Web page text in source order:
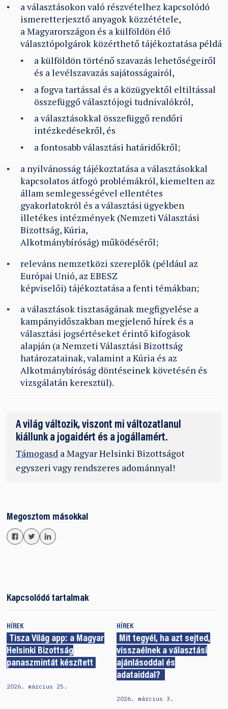
a választásokon való részvételhez kapcsolódó
ismeretterjesztő anyagok közzététele,
a Magyarországon és a külföldön élő
választópolgárok közérthető tájékoztatása
a külföldön történő szavazás lehetőségeiről
és a levélszavazás sajátosságairól,
a fogva tartással és a közügyektől eltiltással
összefüggő választójogi tudnivalókról,
a választásokkal összefüggő rendőri
intézkedésekről, és
a fontosabb választási határidőkről;
a nyilvánosság tájékoztatása a választásokkal
kapcsolatos átfogó problémákról, kiemelten az
állam semlegességével ellentétes
gyakorlatokról és a választási ügyekben
illetékes intézmények (Nemzeti Választási
Bizottság, Kúria,
Alkotmánybíróság) működéséről;
releváns nemzetközi szereplők (például az
Európai Unió, az EBESZ
képviselői) tájékoztatása a fenti témákban;
a választások tisztaságának megfigyelése a
kampányidőszakban megjelenő hírek és a
választási jogsértéseket érintő kifogások
alapján (a Nemzeti Választási Bizottság
határozatainak, valamint a Kúria és az
Alkotmánybíróság döntéseinek követésén és
vizsgálatán keresztül).
A világ változik, viszont mi változatlanul
kiállunk a jogaidért és a jogállamért.
Támogasd a Magyar Helsinki Bizottságot
egyszeri vagy rendszeres adománnyal!
Megosztom másokkal
Kapcsolódó tartalmak
HÍREK
Tisza Világ app: a Magyar
Helsinki Bizottság
panaszmintát készített
2026. március 25.
HÍREK
Mit tegyél, ha azt sejted,
visszaélnek a választási
ajánlásoddal és
adataiddal?
2026. március 3.